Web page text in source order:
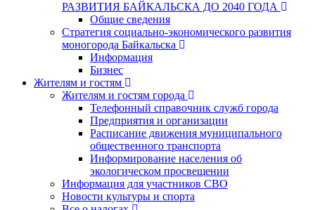
РАЗВИТИЯ БАЙКАЛЬСКА ДО 2040 ГОДА
Общие сведения
Стратегия социально-экономического развития
моногорода Байкальска
Информация
Бизнес
Жителям и гостям
Жителям и гостям города
Телефонный справочник служб города
Предприятия и организации
Расписание движения муниципального
общественного транспорта
Информирование населения об
экологическом просвещении
Информация для участников СВО
Новости культуры и спорта